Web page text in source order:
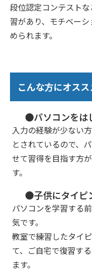
段位認定コンテスト
習があり、モチベー
められます。
こんな方にオスス
●パソコンをは
入力の経験が少ない
とされているので、
せて習得を目指す方
す。
●子供にタイピ
パソコンを学習する
気です。
教室で練習したタイ
て、ご自宅で復習す
ます。